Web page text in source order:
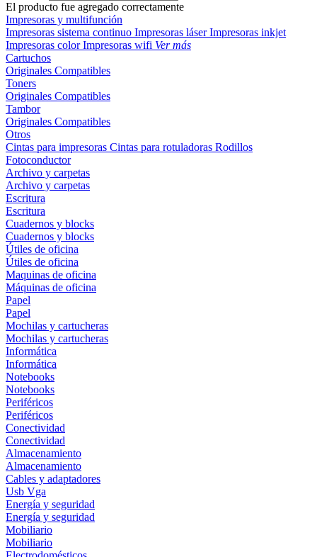
El producto fue agregado correctamente
Impresoras y multifunción
Impresoras sistema continuo Impresoras láserImpresoras inkjet
Impresoras colorImpresoras wifi Ver más
Cartuchos
Originales Compatibles
Toners
Originales Compatibles
Tambor
Originales Compatibles
Otros
Cintas para impresoras Cintas para rotuladoras Rodillos
Fotoconductor
Archivo y carpetas
Archivo y carpetas
Escritura
Escritura
Cuadernos y blocks
Cuadernos y blocks
Útiles de oficina
Útiles de oficina
Maquinas de oficina
Máquinas de oficina
Papel
Papel
Mochilas y cartucheras
Mochilas y cartucheras
Informática
Informática
Notebooks
Notebooks
Periféricos
Periféricos
Conectividad
Conectividad
Almacenamiento
Almacenamiento
Cables y adaptadores
Usb Vga
Energía y seguridad
Energía y seguridad
Mobiliario
Mobiliario